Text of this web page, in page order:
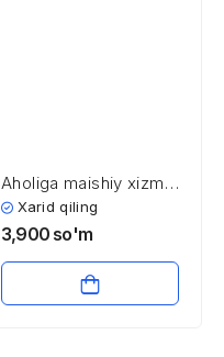
Aholiga maishiy xizmat
ko’rsatish sohasining
iqtisodiyoti va
Xarid qiling
3,900 so'm